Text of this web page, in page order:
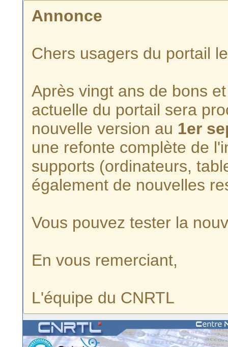
Annonce
Chers usagers du portail
Après vingt ans de bons
actuelle du portail sera
nouvelle version au 1er
une refonte complète de
supports (ordinateurs,
également de nouvelles
Vous pouvez tester la
En vous remerciant,
L'équipe du CNRTL